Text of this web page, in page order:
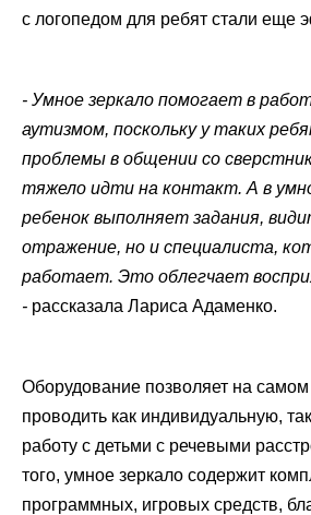
с логопедом для ребят стали еще
- Умное зеркало помогает в
аутизмом, поскольку у таких
проблемы в общении со
тяжело идти на контакт. А в
ребенок выполняет задания,
отражение, но и специалиста,
работает. Это облегчает
- рассказала Лариса Адаменко.
Оборудование позволяет на
проводить как индивидуальную,
работу с детьми с речевыми
того, умное зеркало содержит
программных, игровых средств,